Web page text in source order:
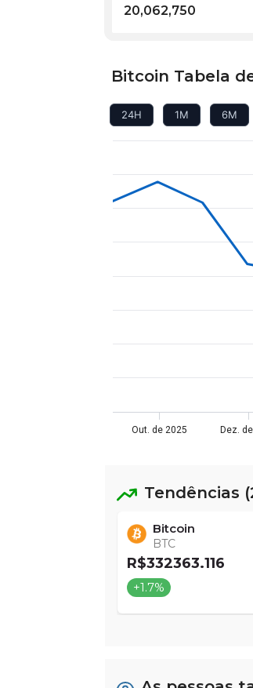
20,062,750
Bitcoin Tabela
24H 1M 6M
Out. de 2025 Dez.
Tendências
Bitcoin
BTC
R$332363.116
+1.7%